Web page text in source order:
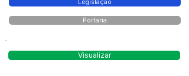
Legislação
Portaria
Visualizar